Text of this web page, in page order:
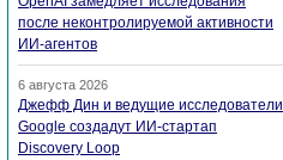
после неконтролируемой активности
ИИ-агентов
6 августа 2026
Джефф Дин и ведущие исследователи
Google создадут ИИ-стартап
Discovery Loop